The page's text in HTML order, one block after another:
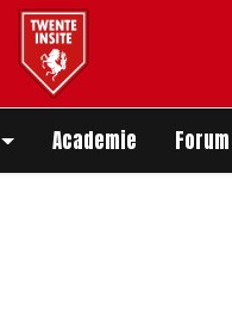
Academie Forum